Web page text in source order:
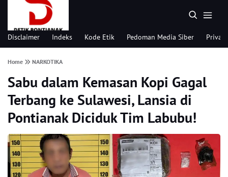
Disclaimer Indeks Kode Etik Pedoman Media Siber
Home NARKOTIKA
Sabu dalam Kemasan Kopi Gagal
Terbang ke Sulawesi, Lansia di
Pontianak Diciduk Tim Labubu!